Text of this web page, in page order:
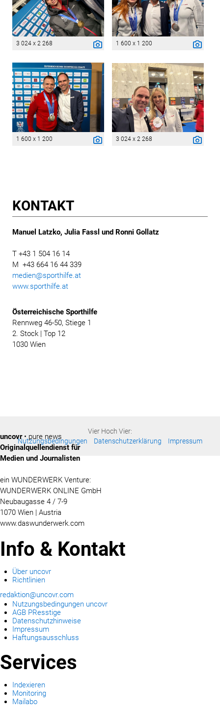
3 024 x 2 268 1 600 x 1 200
1 600 x 1 200 3 024 x 2 268
KONTAKT
Manuel Latzko, Julia Fassl und Ronni Gollatz
T +43 1 504 16 14
M +43 664 16 44 339
medien@sporthilfe.at
www.sporthilfe.at
Österreichische Sporthilfe
Rennweg 46-50, Stiege 1
2. Stock | Top 12
1030 Wien
Vier Hoch Vier:
Nutzungsbedingungen
Datenschutzerklärung Impressum
uncovr• pure news
Originalquellendienst für
Medien und Journalisten
ein WUNDERWERK Venture:
WUNDERWERK ONLINE GmbH
Neubaugasse 4 / 7-9
1070 Wien | Austria
www.daswunderwerk.com
Info & Kontakt
Über uncovr
Richtlinien
redaktion@uncovr.com
Nutzungsbedingungen uncovr
AGB PResstige
Datenschutzhinweise
Impressum
Haftungsausschluss
Services
Indexieren
Monitoring
Mailabo